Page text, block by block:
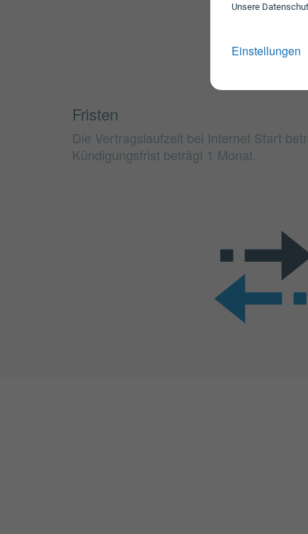
Unsere
Einstellungen
Fristen
Die Vertragslaufzeit bei Internet Start
Kündigungsfrist beträgt 1 Monat.